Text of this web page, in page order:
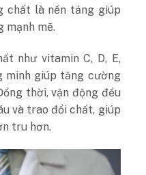
chất là nền tảng giúp
mạnh mẽ.
như vitamin C, D, E,
minh giúp tăng cường
thời, vận động đều
và trao đổi chất, giúp
tru hơn.